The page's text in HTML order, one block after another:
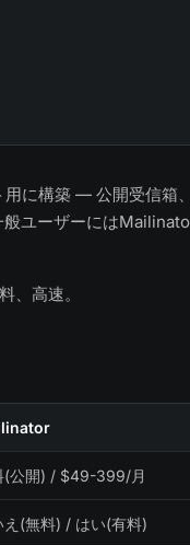
に構築 — 公開受信箱
ユーザーには
、高速。
(公開) / $49-399/月
え(無料) / はい(有料)